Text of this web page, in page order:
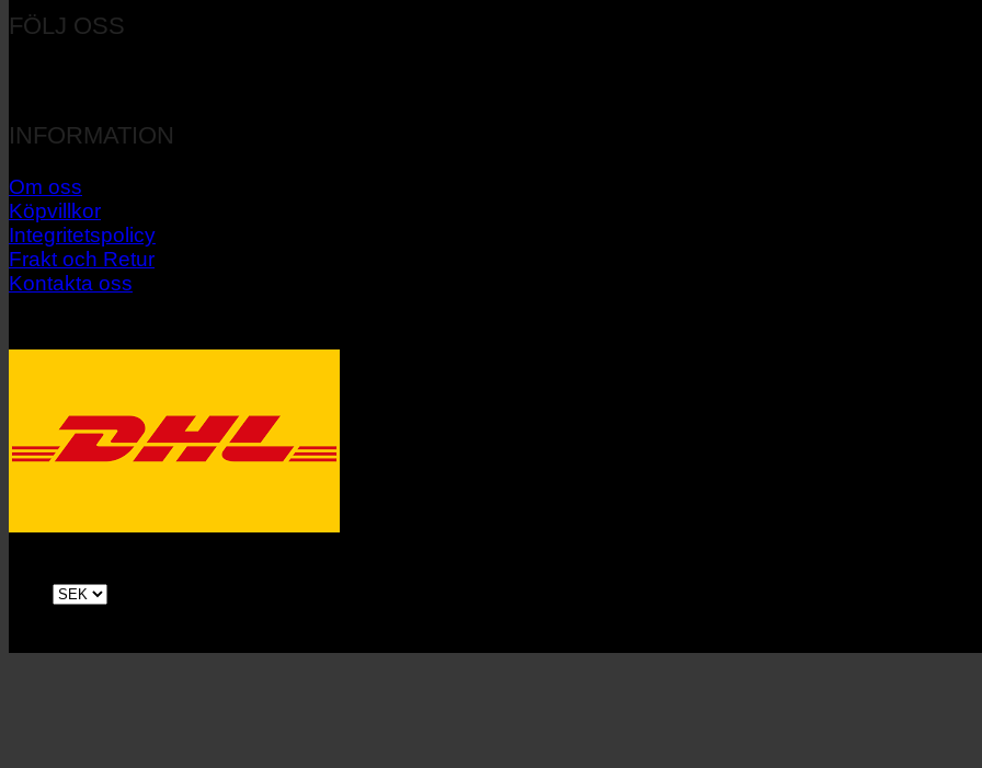
FÖLJ OSS
INFORMATION
Om oss
Köpvillkor
Integritetspolicy
Frakt och Retur
Kontakta oss